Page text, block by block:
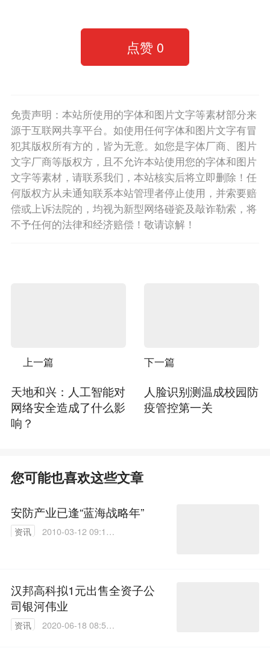
点赞 0
免责声明：本站所使用的字体和图片文字等素材部分来
源于互联网共享平台。如使用任何字体和图片文字有冒
犯其版权所有方的，皆为无意。如您是字体厂商、图片
文字厂商等版权方，且不允许本站使用您的字体和图片
文字等素材，请联系我们，本站核实后将立即删除！任
何版权方从未通知联系本站管理者停止使用，并索要赔
偿或上诉法院的，均视为新型网络碰瓷及敲诈勒索，将
不予任何的法律和经济赔偿！敬请谅解！
上一篇
天地和兴：人工智能对
网络安全造成了什么影
响？
下一篇
人脸识别测温成校园防
疫管控第一关
您可能也喜欢这些文章
安防产业已逢“蓝海战略年”
资讯
2010-03-12 09:13:
汉邦高科拟1元出售全资子公
司银河伟业
资讯
2020-06-18 08:55: